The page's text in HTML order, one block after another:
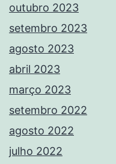
outubro 2023
setembro 2023
agosto 2023
abril 2023
março 2023
setembro 2022
agosto 2022
julho 2022